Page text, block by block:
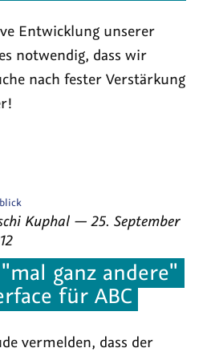
Entwicklung unserer
notwendig, dass wir
nach fester Verstärkung
ganz andere"
für ABC
vermelden, dass der
Kuphal —am
25. September